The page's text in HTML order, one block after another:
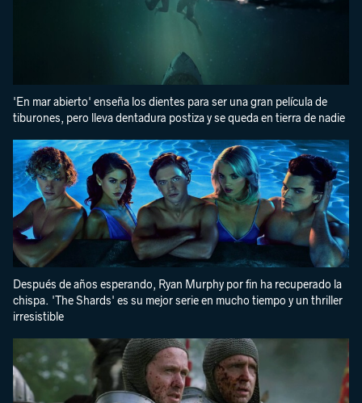
'En mar abierto' enseña los dientes para ser una gran película de
tiburones, pero lleva dentadura postiza y se queda en tierra de nadie
Después de años esperando, Ryan Murphy por fin ha recuperado la
chispa. 'The Shards' es su mejor serie en mucho tiempo y un thriller
irresistible